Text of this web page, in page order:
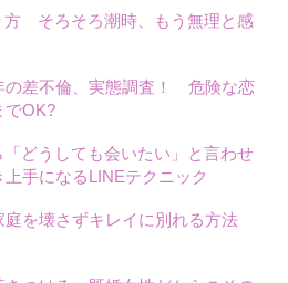
方 そろそろ潮時、もう無理と感
の差不倫、実態調査！ 危険な恋
でOK?
どうしても会いたい」と言わせ
手になるLINEテクニック
を壊さずキレイに別れる方法